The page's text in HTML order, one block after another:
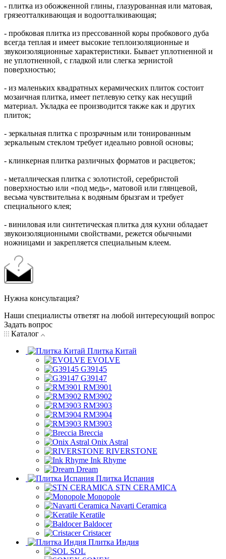
- плитка из обожженной глины, глазурованная или матовая,
грязеотталкивающая и водоотталкивающая;
- пробковая плитка из прессованной коры пробкового дуба
всегда теплая и имеет высокие теплоизоляционные и
звукоизоляционные характеристики. Бывает уплотненной и
не уплотненной, с гладкой или слегка зернистой
поверхностью;
- из маленьких квадратных керамических плиток состоит
мозаичная плитка, имеет петлевую сетку как несущий
материал. Укладка ее производится также как и других
плиток;
- зеркальная плитка с прозрачным или тонированным
зеркальным стеклом требует идеально ровной основы;
- клинкерная плитка различных форматов и расцветок;
- металлическая плитка с золотистой, серебристой
поверхностью или «под медь», матовой или глянцевой,
весьма чувствительна к водяным брызгам и требует
специального клея;
- виниловая или синтетическая плитка для кухни обладает
звукоизоляционными свойствами, режется обычными
ножницами и закрепляется специальным клеем.
Нужна консультация?
Наши специалисты ответят на любой интересующий вопрос
Задать вопрос
Каталог
Плитка Китай
EVOLVE
G39145
G39147
RM3901
RM3902
RM3903
RM3904
RM3903
Breccia
Onix Astral
RIVERSTONE
Ink Rhyme
Dream
Плитка Испания
STN CERAMICA
Monopole
Navarti Ceramica
Keratile
Baldocer
Cristacer
Плитка Индия
SOL